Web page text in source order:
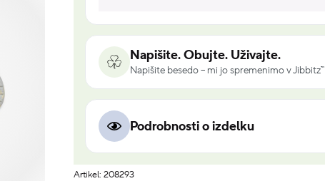
Napišite. Obujte. Uživajte.
Napišite besedo – mi jo spremenimo v Jibbitz™
Podrobnosti o izdelku
Artikel: 208293